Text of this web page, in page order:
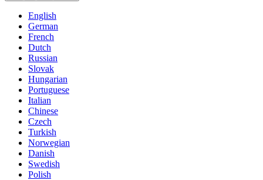
English
German
French
Dutch
Russian
Slovak
Hungarian
Portuguese
Italian
Chinese
Czech
Turkish
Norwegian
Danish
Swedish
Polish